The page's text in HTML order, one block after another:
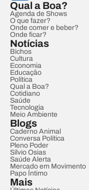
Qual a Boa?
Agenda de Shows
O que fazer?
Onde comer e beber?
Onde ficar?
Notícias
Bichos
Cultura
Economia
Educação
Política
Qual a Boa?
Cotidiano
Saúde
Tecnologia
Meio Ambiente
Blogs
Caderno Animal
Conversa Política
Pleno Poder
Sílvio Osias
Saúde Alerta
Mercado em Movimento
Papo Íntimo
Mais